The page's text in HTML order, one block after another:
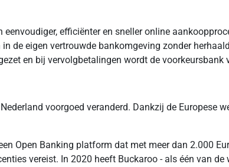
efficiënter en sneller online
de eigen vertrouwde bankomgeving zonder
en bij vervolgbetalingen wordt de
voorgoed veranderd. Dankzij de Europese
Open Banking platform dat met meer dan 2.000
vereist. In 2020 heeft Buckaroo - als één van